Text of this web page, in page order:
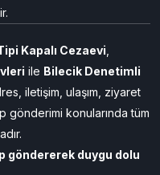
Kapalı Cezaevi
ile Bilecik Denetimli
iletişim, ulaşım, ziyaret
gönderimi konularında tüm
göndererek duygu dolu